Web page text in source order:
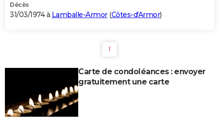
Décès
31/03/1974 à Lamballe-Armor(Côtes-d'Armor)
1
Carte de condoléances : envoyer
gratuitement une carte